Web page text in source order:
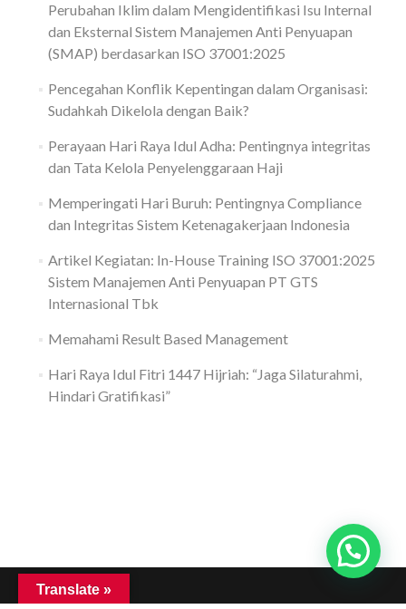
Perubahan Iklim dalam Mengidentifikasi Isu Internal
dan Eksternal Sistem Manajemen Anti Penyuapan
(SMAP) berdasarkan ISO 37001:2025
Pencegahan Konflik Kepentingan dalam Organisasi:
Sudahkah Dikelola dengan Baik?
Perayaan Hari Raya Idul Adha: Pentingnya integritas
dan Tata Kelola Penyelenggaraan Haji
Memperingati Hari Buruh: Pentingnya Compliance
dan Integritas Sistem Ketenagakerjaan Indonesia
Artikel Kegiatan: In-House Training ISO 37001:2025
Sistem Manajemen Anti Penyuapan PT GTS
Internasional Tbk
Memahami Result Based Management
Hari Raya Idul Fitri 1447 Hijriah: “Jaga Silaturahmi,
Hindari Gratifikasi”
Translate »